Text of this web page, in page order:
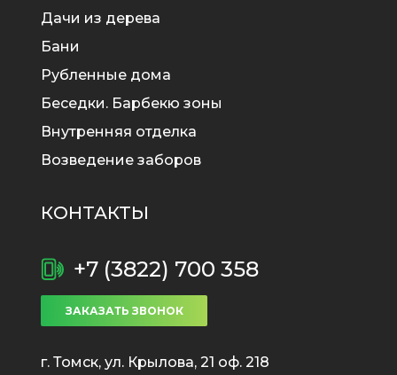
Дачи из дерева
Бани
Рубленные дома
Беседки. Барбекю зоны
Внутренняя отделка
Возведение заборов
КОНТАКТЫ
+7 (3822) 700 358
ЗАКАЗАТЬ ЗВОНОК
г. Томск, ул. Крылова, 21 оф. 218